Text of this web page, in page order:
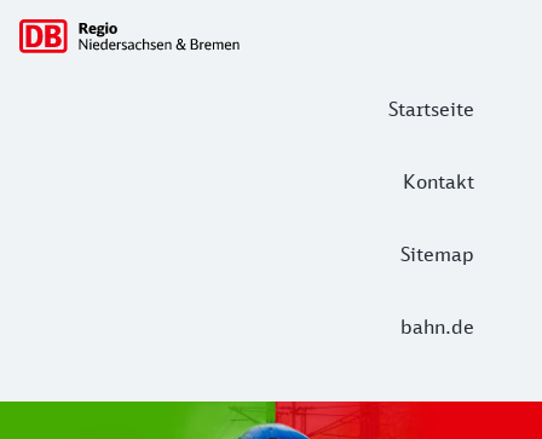
Startseite
Kontakt
Sitemap
bahn.de
Hauptnavigation
Start Unterelbe und Start